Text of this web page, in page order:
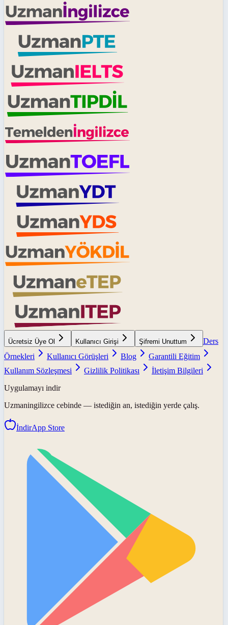
Ücretsiz Üye Ol Kullanıcı Girişi Şifremi Unuttum
Ders
Örnekleri
Kullanıcı Görüşleri Blog
Garantili Eğitim
Kullanım Sözleşmesi
Gizlilik Politikası
İletişim Bilgileri
Uygulamayı indir
Uzmaningilizce cebinde — istediğin an, istediğin yerde çalış.
İndirApp Store